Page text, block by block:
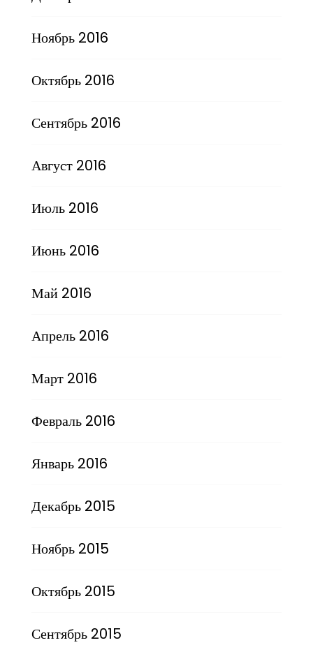
Ноябрь 2016
Октябрь 2016
Сентябрь 2016
Август 2016
Июль 2016
Июнь 2016
Май 2016
Апрель 2016
Март 2016
Февраль 2016
Январь 2016
Декабрь 2015
Ноябрь 2015
Октябрь 2015
Сентябрь 2015